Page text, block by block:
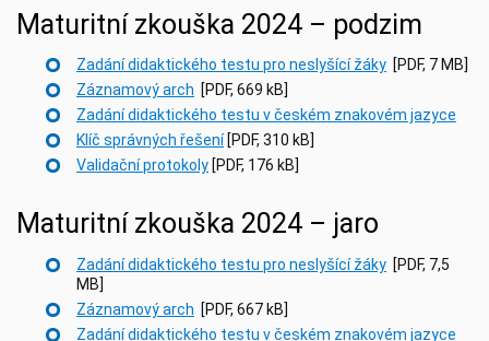
Maturitní zkouška 2024 – podzim
Zadání didaktického testu pro neslyšící žáky [PDF, 7 MB]
Záznamový arch [PDF, 669 kB]
Zadání didaktického testu v českém znakovém jazyce
Klíč správných řešení[PDF, 310 kB]
Validační protokoly [PDF, 176 kB]
Maturitní zkouška 2024 – jaro
Zadání didaktického testu pro neslyšící žáky [PDF, 7,5
MB]
Záznamový arch [PDF, 667 kB]
Zadání didaktického testu v českém znakovém jazyce